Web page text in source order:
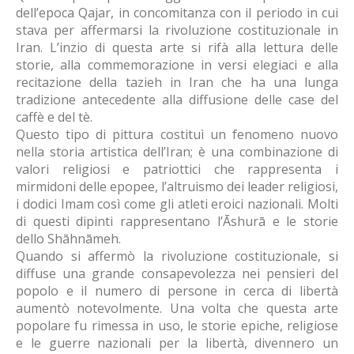
dell’epoca Qajar, in concomitanza con il periodo in cui
stava per affermarsi la rivoluzione costituzionale in
Iran. L’inzio di questa arte si rifà alla lettura delle
storie, alla commemorazione in versi elegiaci e alla
recitazione della tazieh in Iran che ha una lunga
tradizione antecedente alla diffusione delle case del
caffè e del tè.
Questo tipo di pittura costituì un fenomeno nuovo
nella storia artistica dell’Iran; è una combinazione di
valori religiosi e patriottici che rappresenta i
mirmidoni delle epopee, l’altruismo dei leader religiosi,
i dodici Imam così come gli atleti eroici nazionali. Molti
di questi dipinti rappresentano l’Āshurā e le storie
dello Shāhnāmeh.
Quando si affermò la rivoluzione costituzionale, si
diffuse una grande consapevolezza nei pensieri del
popolo e il numero di persone in cerca di libertà
aumentò notevolmente. Una volta che questa arte
popolare fu rimessa in uso, le storie epiche, religiose
e le guerre nazionali per la libertà, divennero un